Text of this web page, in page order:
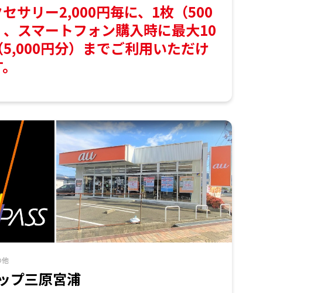
セサリー2,000円毎に、1枚（500
、スマートフォン購入時に最大10
円分）までご利用いただけ
プ三原宮浦